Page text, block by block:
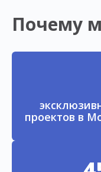
Почему
проектов в